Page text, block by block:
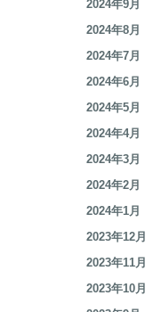
2024年11月
2024年10月
2024年9月
2024年8月
2024年7月
2024年6月
2024年5月
2024年4月
2024年3月
2024年2月
2024年1月
2023年12月